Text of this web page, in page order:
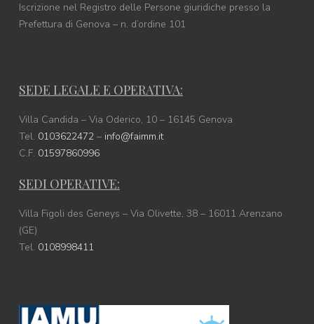
Iscrizione nel Registro delle Persone giuridiche presso la
Prefettura di Genova – n. d’ordine 101
SEDE LEGALE E OPERATIVA:
Villa Candida – Via Oderico, 10 – 16145 Genova
Tel. 0103622472– info@faimm.it
C.F. 01597860996
SEDI OPERATIVE:
Villa Figoli des Geneys – Via Olivette, 38 – 16011 Arenzano
(GE)
Tel. 0108998411